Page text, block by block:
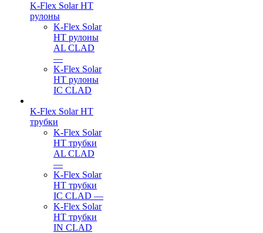
K-Flex Solar HT
рулоны
K-Flex Solar
HT рулоны
AL CLAD
—
K-Flex Solar
HT рулоны
IC CLAD
K-Flex Solar HT
трубки
K-Flex Solar
HT трубки
AL CLAD
—
K-Flex Solar
HT трубки
IC CLAD —
K-Flex Solar
HT трубки
IN CLAD